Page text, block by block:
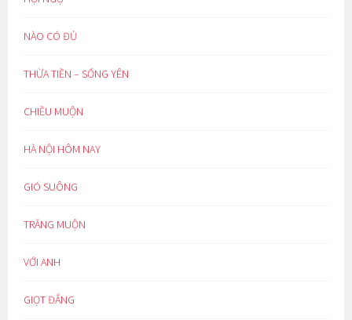
NÀO CÓ ĐỦ
THỪA TIỀN – SỐNG YÊN
CHIỀU MUỘN
HÀ NỘI HÔM NAY
GIÓ SUÔNG
TRĂNG MUỘN
VỚI ANH
GIỌT ĐẮNG